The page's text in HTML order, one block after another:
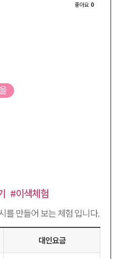
좋아요 0
#이색체험
를 만들어 보는 체험 입니다.
대인요금